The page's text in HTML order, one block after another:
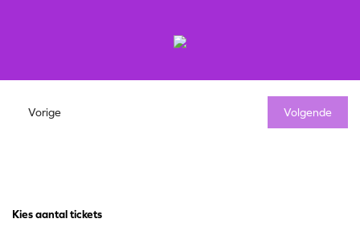
Vorige Volgende
Kies aantal tickets